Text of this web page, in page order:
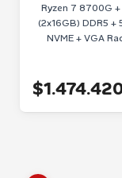
Ryzen 7 8700G
(2x16GB) DDR5 +
NVME + VGA